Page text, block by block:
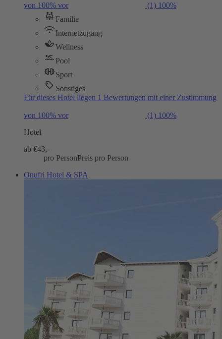
von 100% vor (1) 100%
Familie
Internetzugang
Wellness
Pool
Sport
Sonstiges
Für dieses Hotel liegen 1 Bewertungen mit einer Zustimmung
von 100% vor (1) 100%
Hotel
ab €43,-
pro PersonPreis pro Person
Onufri Hotel & SPA